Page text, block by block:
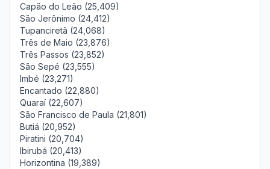
Capão do Leão (25,409)
São Jerônimo (24,412)
Tupanciretã (24,068)
Três de Maio (23,876)
Três Passos (23,852)
São Sepé (23,555)
Imbé (23,271)
Encantado (22,880)
Quaraí (22,607)
São Francisco de Paula (21,801)
Butiá (20,952)
Piratini (20,704)
Ibirubá (20,413)
Horizontina (19,389)